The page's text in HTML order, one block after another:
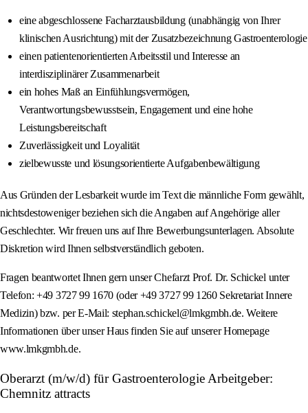
eine abgeschlossene Facharztausbildung (unabhängig von Ihrer
klinischen Ausrichtung) mit der Zusatzbezeichnung Gastroenterologie
einen patientenorientierten Arbeitsstil und Interesse an
interdisziplinärer Zusammenarbeit
ein hohes Maß an Einfühlungsvermögen,
Verantwortungsbewusstsein, Engagement und eine hohe
Leistungsbereitschaft
Zuverlässigkeit und Loyalität
zielbewusste und lösungsorientierte Aufgabenbewältigung
Aus Gründen der Lesbarkeit wurde im Text die männliche Form gewählt,
nichtsdestoweniger beziehen sich die Angaben auf Angehörige aller
Geschlechter. Wir freuen uns auf Ihre Bewerbungsunterlagen. Absolute
Diskretion wird Ihnen selbstverständlich geboten.
Fragen beantwortet Ihnen gern unser Chefarzt Prof. Dr. Schickel unter
Telefon: +49 3727 99 1670 (oder +49 3727 99 1260 Sekretariat Innere
Medizin) bzw. per E‑Mail: stephan.schickel@lmkgmbh.de. Weitere
Informationen über unser Haus finden Sie auf unserer Homepage
www.lmkgmbh.de.
Oberarzt (m/w/d) für Gastroenterologie Arbeitgeber:
Chemnitz attracts